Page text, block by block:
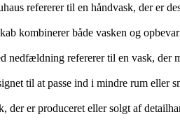
refererer til en håndvask, der er
kombinerer både vasken og
refererer til en vask, der
til at passe ind i mindre rum
er produceret eller solgt af